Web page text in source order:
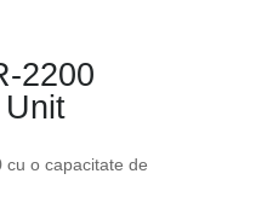
2200
cu o capacitate de